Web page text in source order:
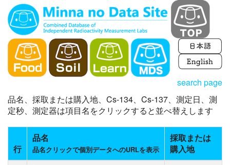
search page
品名、採取または購入地、Cs-134、Cs-137、測定日、測
定秒、測定器は項目名をクリックすると並べ替えします
行
品名
品名クリックで個別データへのURLを表示
採取または
購入地